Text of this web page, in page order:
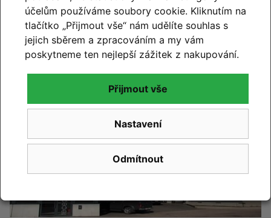
CUBE 2027
Novinky CUBE 2027 se blíží. Již brzy vám představíme
novou kolekci.
Číst článek
účelům používáme soubory cookie. Kliknutím na
tlačítko „Přijmout vše“ nám udělíte souhlas s
jejich sběrem a zpracováním a my vám
poskytneme ten nejlepší zážitek z nakupování.
Odmítnout
Nastavení
Přijmout vše